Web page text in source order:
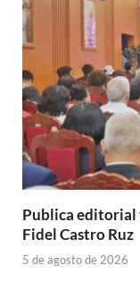
Publica editorial
Fidel Castro Ruz
5 de agosto de 2026